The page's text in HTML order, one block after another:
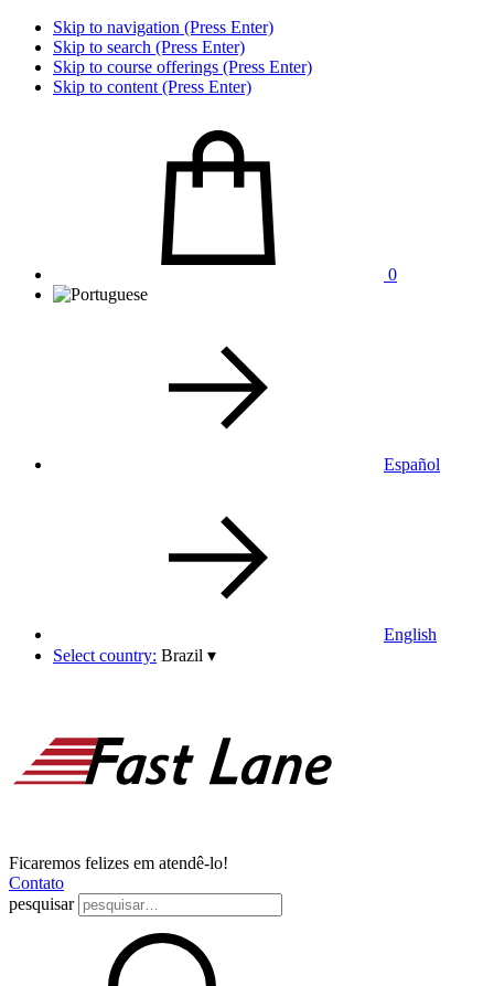
Skip to navigation (Press Enter)
Skip to search (Press Enter)
Skip to course offerings (Press Enter)
Skip to content (Press Enter)
0
Español
English
Select country: Brazil ▾
Ficaremos felizes em atendê-lo!
Contato
pesquisar